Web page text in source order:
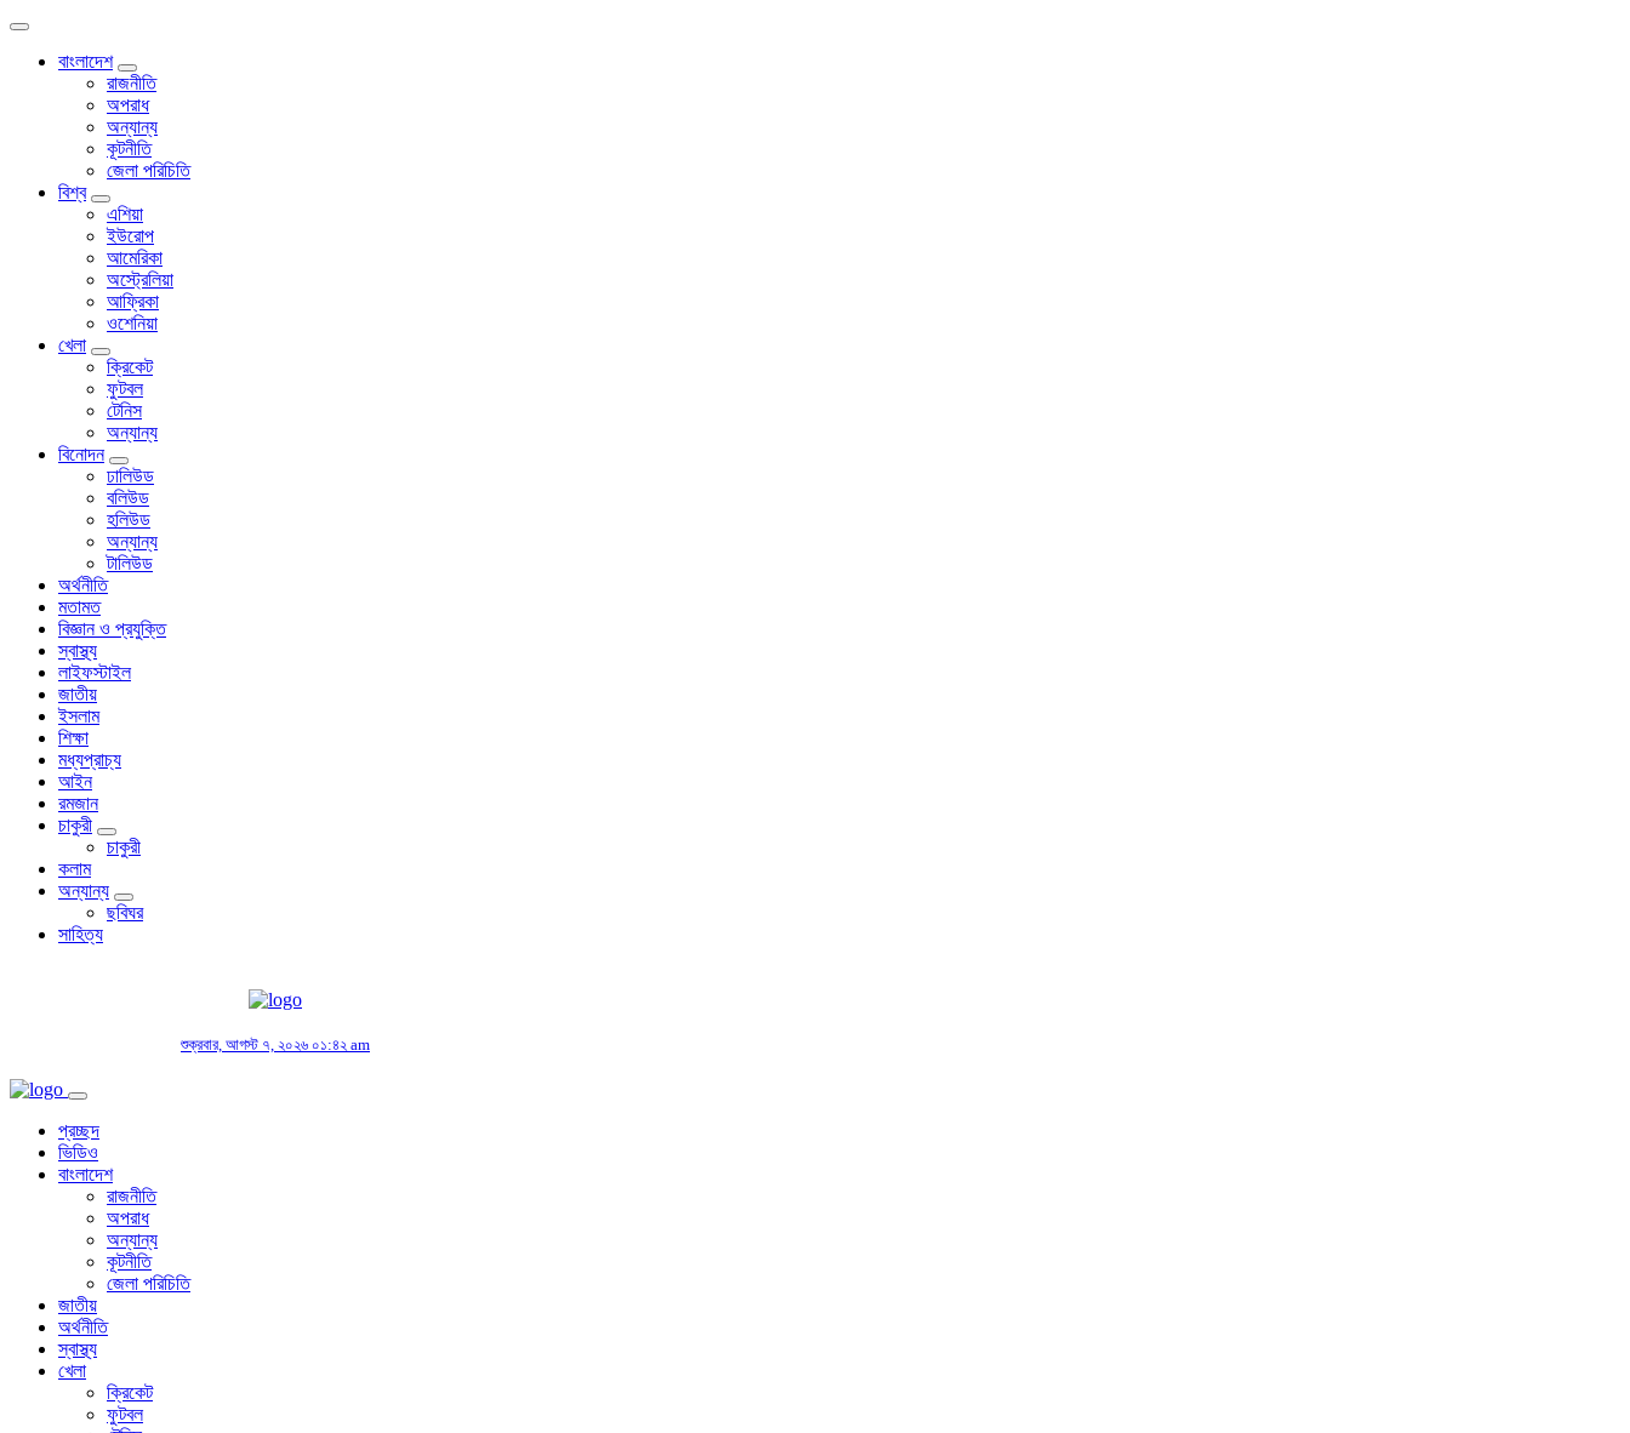
বাংলাদেশ
রাজনীতি
অপরাধ
অন্যান্য
কূটনীতি
জেলা পরিচিতি
বিশ্ব
এশিয়া
ইউরোপ
আমেরিকা
অস্ট্রেলিয়া
আফ্রিকা
ওশেনিয়া
খেলা
ক্রিকেট
ফুটবল
টেনিস
অন্যান্য
বিনোদন
ঢালিউড
বলিউড
হলিউড
অন্যান্য
টালিউড
অর্থনীতি
মতামত
বিজ্ঞান ও প্রযুক্তি
স্বাস্থ্য
লাইফস্টাইল
জাতীয়
ইসলাম
শিক্ষা
মধ্যপ্রাচ্য
আইন
রমজান
চাকুরী
চাকুরী
কলাম
অন্যান্য
ছবিঘর
সাহিত্য
শুক্রবার, আগস্ট ৭, ২০২৬ ০১:৪২ am
প্রচ্ছদ
ভিডিও
বাংলাদেশ
রাজনীতি
অপরাধ
অন্যান্য
কূটনীতি
জেলা পরিচিতি
জাতীয়
অর্থনীতি
স্বাস্থ্য
খেলা
ক্রিকেট
ফুটবল